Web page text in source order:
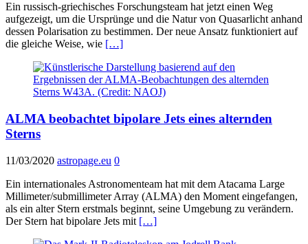
Ein russisch-griechisches Forschungsteam hat jetzt einen Weg
aufgezeigt, um die Ursprünge und die Natur von Quasarlicht anhand
dessen Polarisation zu bestimmen. Der neue Ansatz funktioniert auf
die gleiche Weise, wie […]
ALMA beobachtet bipolare Jets eines alternden
Sterns
11/03/2020 astropage.eu 0
Ein internationales Astronomenteam hat mit dem Atacama Large
Millimeter/submillimeter Array (ALMA) den Moment eingefangen,
als ein alter Stern erstmals beginnt, seine Umgebung zu verändern.
Der Stern hat bipolare Jets mit […]